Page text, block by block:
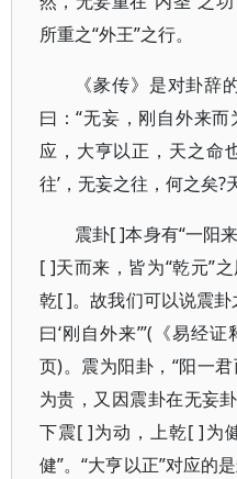
所重之“外王”之行。
《彖传》是对卦辞
曰：“无妄，刚自外来
应，大亨以正，天之命
往’，无妄之往，何之矣?
震卦[ ]本身有“一阳
[ ]天而来，皆为“乾元”
乾[ ]。故我们可以说震
曰‘刚自外来’”(《易经
页)。震为阳卦，“阳一
为贵，又因震卦在无妄
下震[ ]为动，上乾[ ]为
健”。“大亨以正”对应的